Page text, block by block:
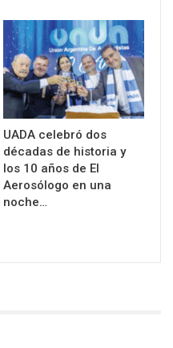
UADA celebró dos
décadas de historia y
los 10 años de El
Aerosólogo en una
noche…